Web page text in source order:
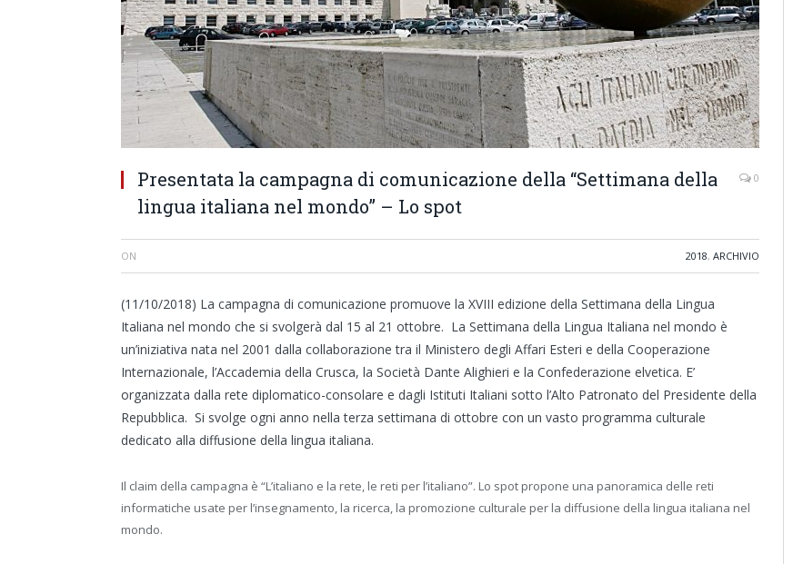
Presentata la campagna di comunicazione della “Settimana della
lingua italiana nel mondo” – Lo spot
0
ON 2018, ARCHIVIO
(11/10/2018) La campagna di comunicazione promuove la XVIII edizione della Settimana della Lingua
Italiana nel mondo che si svolgerà dal 15 al 21 ottobre. La Settimana della Lingua Italiana nel mondo è
un’iniziativa nata nel 2001 dalla collaborazione tra il Ministero degli Affari Esteri e della Cooperazione
Internazionale, l’Accademia della Crusca, la Società Dante Alighieri e la Confederazione elvetica. E’
organizzata dalla rete diplomatico-consolare e dagli Istituti Italiani sotto l’Alto Patronato del Presidente della
Repubblica. Si svolge ogni anno nella terza settimana di ottobre con un vasto programma culturale
dedicato alla diffusione della lingua italiana.
Il claim della campagna è “L’italiano e la rete, le reti per l’italiano”. Lo spot propone una panoramica delle reti
informatiche usate per l’insegnamento, la ricerca, la promozione culturale per la diffusione della lingua italiana nel
mondo.